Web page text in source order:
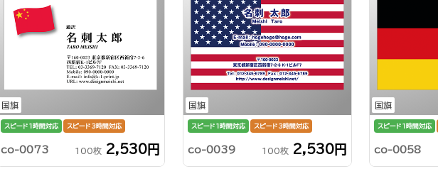
国旗
スピード1時間対応 スピード3時間対応
co-0073 100枚 2,530円
国旗
スピード1時間対応 スピード3時間対応
co-0039 100枚 2,530円
国旗
スピード1時間対応
co-0058